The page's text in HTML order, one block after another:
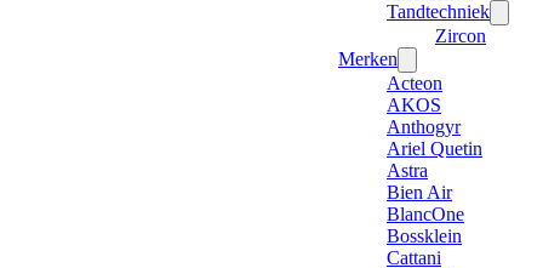
Tandtechniek
Zircon
Merken
Acteon
AKOS
Anthogyr
Ariel Quetin
Astra
Bien Air
BlancOne
Bossklein
Cattani